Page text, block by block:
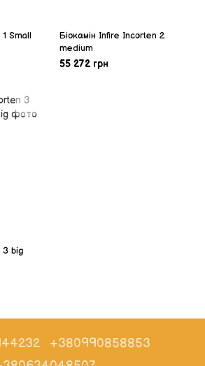
Small
Біокамін Infire Incorten 2
medium
55 272 грн
3 big
+380990858853